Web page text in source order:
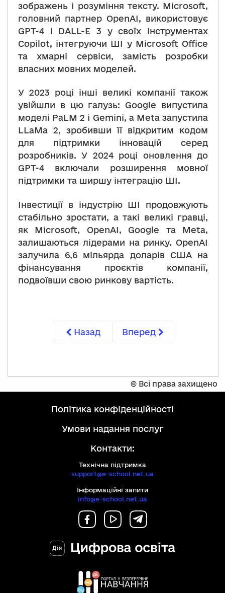
зображень і розуміння тексту. Microsoft,
головний партнер OpenAI, використовує
GPT-4 і DALL-E 3 у своїх інструментах
Copilot, інтегруючи ШІ у Microsoft Office
та хмарні сервіси, замість розробки
власних мовних моделей.
У 2023 році інші великі компанії також
увійшли в цю галузь: Google випустила
моделі PaLM 2 і Gemini, а Meta запустила
LLaMa 2, зробивши її відкритим кодом
для підтримки інновацій серед
розробників. У 2024 році оновлення до
GPT-4 включали розширення мовної
підтримки та ширшу інтеграцію ШІ.
Інвестиції в індустрію ШІ продовжують
стабільно зростати, а такі великі гравці,
як Microsoft, OpenAI, Google та Meta,
залишаються лідерами на ринку. OpenAI
залучила 6,6 мільярда доларів США на
фінансування проєктів компанії,
подвоївши свою ринкову вартість.
Назад Вперед
© Всі права захищено
політика конфіденційності
умови надання послуг
Контакти:
Технічна підтримка
support@e-school.net.ua
Інформаційні запити
info@e-school.net.ua